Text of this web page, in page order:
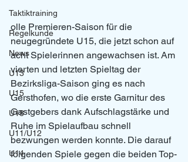
Taktiktraining
Regelkunde
News
U13
U15
U18
U11/U12
U14
olle Premieren-Saison für die
neugegründete U15, die jetzt schon auf
acht Spielerinnen angewachsen ist. Am
vierten und letzten Spieltag der
Bezirksliga-Saison ging es nach
Gersthofen, wo die erste Garnitur des
Gastgebers dank Aufschlagstärke und
Ruhe im Spielaufbau schnell
bezwungen werden konnte. Die darauf
folgenden Spiele gegen die beiden Top-